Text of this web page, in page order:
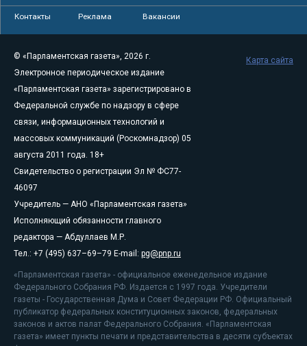
Контакты Реклама Вакансии
© «Парламентская газета», 2026 г.
Электронное периодическое издание
«Парламентская газета» зарегистрировано в
Федеральной службе по надзору в сфере
связи, информационных технологий и
массовых коммуникаций (Роскомнадзор) 05
августа 2011 года. 18+
Свидетельство о регистрации Эл № ФС77-
46097
Учредитель — АНО «Парламентская газета»
Исполняющий обязанности главного
редактора — Абдуллаев М.Р.
Тел.: +7 (495) 637–69–79 E-mail: pg@pnp.ru
«Парламентская газета» - официальное еженедельное издание
Федерального Собрания РФ. Издается с 1997 года. Учредители
газеты - Государственная Дума и Совет Федерации РФ. Официальный
публикатор федеральных конституционных законов, федеральных
законов и актов палат Федерального Собрания. «Парламентская
газета» имеет пункты печати и представительства в десяти субъектах
Карта сайта